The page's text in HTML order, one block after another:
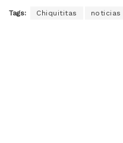
Tags: Chiquititas